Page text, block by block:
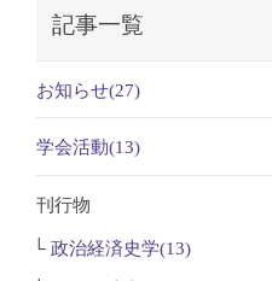
記事一覧
お知らせ(27)
学会活動(13)
刊行物
政治経済史学(13)